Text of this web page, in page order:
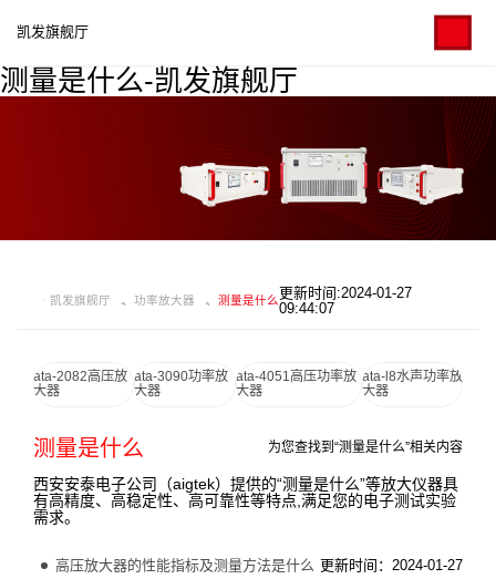
测量是什么-凯发旗舰厅
凯发旗舰厅
凯发旗舰厅 功率放大器 测量是什么更新时间:2024-01-27
09:44:07
ata-2082高压放
大器
ata-3090功率放
大器
ata-4051高压功率放
大器
ata-l8水声功率放
大器
测量是什么 为您查找到“测量是什么”相关内容
西安安泰电子公司（aigtek）提供的“测量是什么”等放大仪器具
有高精度、高稳定性、高可靠性等特点,满足您的电子测试实验
需求。
高压放大器的性能指标及测量方法是什么 更新时间：2024-01-27